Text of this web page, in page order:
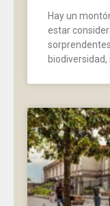
Hay un
estar